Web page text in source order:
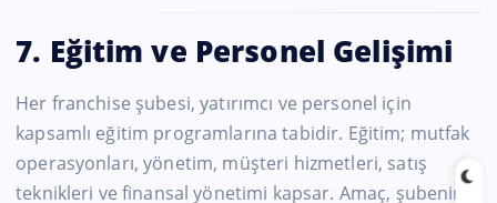
7. Eğitim ve Personel Gelişimi
Her franchise şubesi, yatırımcı ve personel için
kapsamlı eğitim programlarına tabidir. Eğitim; mutfak
operasyonları, yönetim, müşteri hizmetleri, satış
teknikleri ve finansal yönetimi kapsar. Amaç, şubenin